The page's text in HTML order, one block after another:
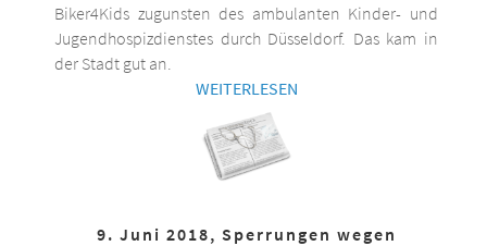
Biker4Kids zugunsten des ambulanten Kinder- und
Jugendhospizdienstes durch Düsseldorf. Das kam in
der Stadt gut an.
WEITERLESEN
9. Juni 2018, Sperrungen wegen